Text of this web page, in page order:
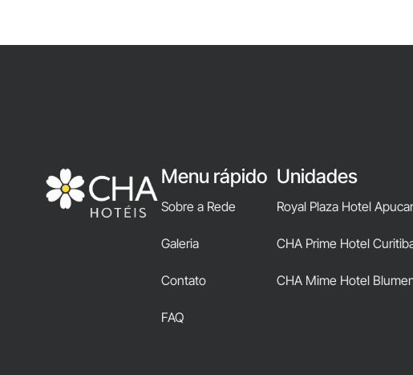
Menu rápido
Sobre a Rede
Galeria
Contato
FAQ
Unidades
Royal Plaza Hotel
CHA Prime Hotel
CHA Mime Hotel